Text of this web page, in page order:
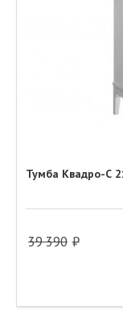
Тумба Квадро-С
39 390